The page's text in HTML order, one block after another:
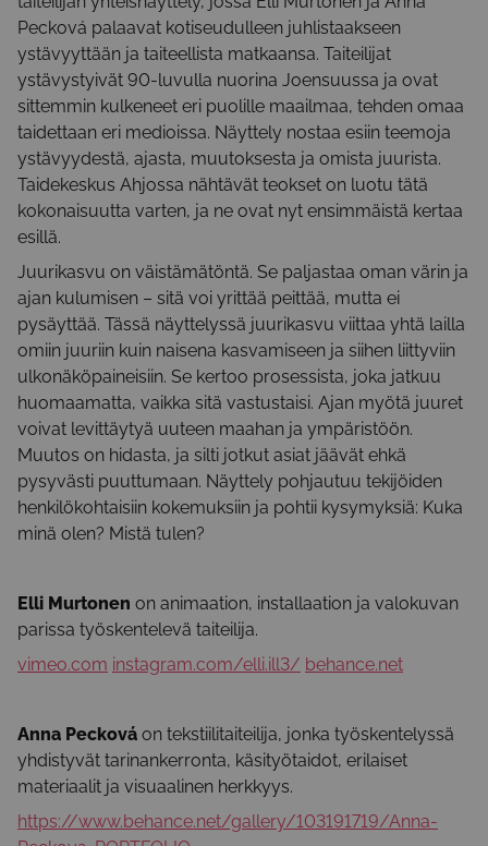
Pecková palaavat kotiseudulleen juhlistaakseen
ystävyyttään ja taiteellista matkaansa. Taiteilijat
ystävystyivät 90-luvulla nuorina Joensuussa ja ovat
sittemmin kulkeneet eri puolille maailmaa, tehden omaa
taidettaan eri medioissa. Näyttely nostaa esiin teemoja
ystävyydestä, ajasta, muutoksesta ja omista juurista.
Taidekeskus Ahjossa nähtävät teokset on luotu tätä
kokonaisuutta varten, ja ne ovat nyt ensimmäistä kertaa
esillä.
Juurikasvu on väistämätöntä. Se paljastaa oman värin ja
ajan kulumisen – sitä voi yrittää peittää, mutta ei
pysäyttää. Tässä näyttelyssä juurikasvu viittaa yhtä lailla
omiin juuriin kuin naisena kasvamiseen ja siihen liittyviin
ulkonäköpaineisiin. Se kertoo prosessista, joka jatkuu
huomaamatta, vaikka sitä vastustaisi. Ajan myötä juuret
voivat levittäytyä uuteen maahan ja ympäristöön.
Muutos on hidasta, ja silti jotkut asiat jäävät ehkä
pysyvästi puuttumaan. Näyttely pohjautuu tekijöiden
henkilökohtaisiin kokemuksiin ja pohtii kysymyksiä: Kuka
minä olen? Mistä tulen?
Elli Murtonen on animaation, installaation ja valokuvan
parissa työskentelevä taiteilija.
vimeo.com instagram.com/elli.ill3/ behance.net
Anna Pecková on tekstiilitaiteilija, jonka työskentelyssä
yhdistyvät tarinankerronta, käsityötaidot, erilaiset
materiaalit ja visuaalinen herkkyys.
https://www.behance.net/gallery/103191719/Anna-